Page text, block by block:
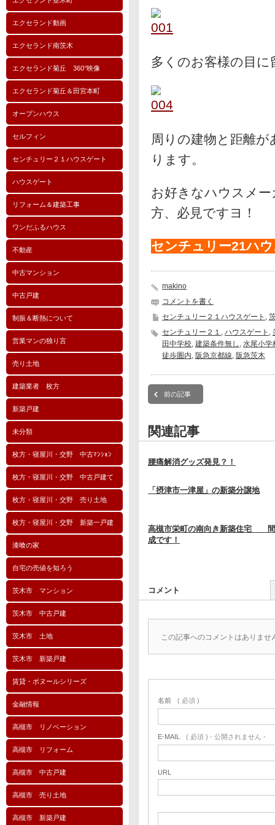
エクセランド動画
エクセランド南茨木
エクセランド菊丘 360°映像
エクセランド菊丘＆田宮本町
オープンハウス
セルフィン
センチュリー２１ハウスゲート
ハウスゲート
リフォーム＆建築工事
ワンだふるハウス
不動産
中古マンション
中古戸建
制振＆断熱について
営業マンの独り言
売り土地
建築業者 枚方
新築戸建
未分類
枚方・寝屋川・交野 中古ﾏﾝｼｮﾝ
枚方・寝屋川・交野 中古戸建て
枚方・寝屋川・交野 売り土地
枚方・寝屋川・交野 新築一戸建
漆喰の家
自宅の売値を知ろう
茨木市 マンション
茨木市 中古戸建
茨木市 土地
茨木市 新築戸建
賃貸・ボヌールシリーズ
金融情報
高槻市 リノベーション
高槻市 リフォーム
高槻市 中古戸建
高槻市 売り土地
高槻市 新築戸建
多くのお客様の目
周りの建物と距離
ります。
お好きなハウスメ
方、必見ですヨ！
センチュリー21ハ
makino
コメントを書く
センチュリー２１ハウスゲート ,
センチュリー２１ , ハウスゲート ,
田中学校, 建築条件無し , 水尾小学
徒歩圏内, 阪急京都線, 阪急茨木
前の記事
関連記事
腰痛解消グッズ発見？！
「摂津市一津屋」の新築分譲地
高槻市栄町の南向き新築住宅 間
成です！
コメント
この記事へのコメントはありませ
名前 ( 必須 )
E-MAIL ( 必須 ) - 公開されません -
URL